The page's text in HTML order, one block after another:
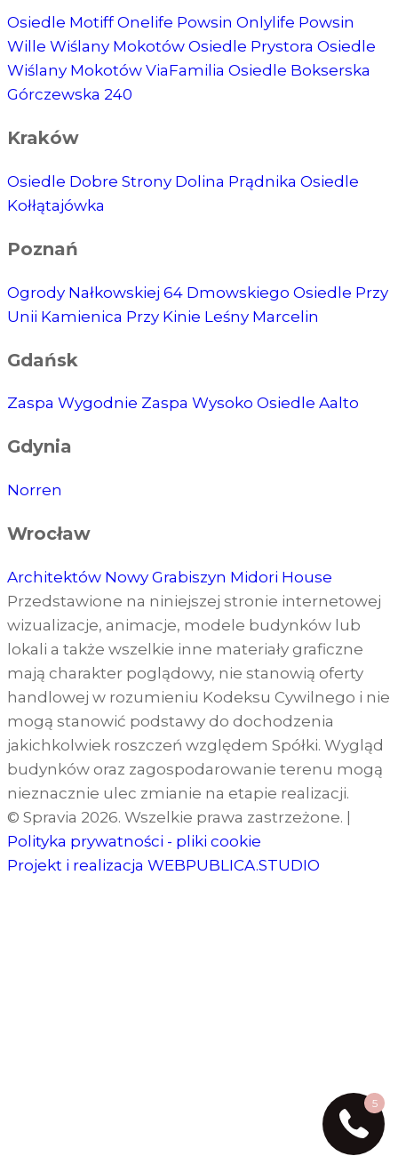
Osiedle MotiffOnelife Powsin Onlylife Powsin
Wille Wiślany Mokotów Osiedle Prystora Osiedle
Wiślany Mokotów ViaFamilia Osiedle Bokserska
Górczewska 240
Kraków
Osiedle Dobre Strony Dolina Prądnika Osiedle
Kołłątajówka
Poznań
Ogrody Nałkowskiej 64 Dmowskiego Osiedle Przy
Unii Kamienica Przy Kinie Leśny Marcelin
Gdańsk
Zaspa Wygodnie Zaspa Wysoko Osiedle Aalto
Gdynia
Norren
Wrocław
Architektów Nowy Grabiszyn Midori House
Przedstawione na niniejszej stronie internetowej
wizualizacje, animacje, modele budynków lub
lokali a także wszelkie inne materiały graficzne
mają charakter poglądowy, nie stanowią oferty
handlowej w rozumieniu Kodeksu Cywilnego i nie
mogą stanowić podstawy do dochodzenia
jakichkolwiek roszczeń względem Spółki. Wygląd
budynków oraz zagospodarowanie terenu mogą
nieznacznie ulec zmianie na etapie realizacji.
© Spravia 2026. Wszelkie prawa zastrzeżone. |
Polityka prywatności - pliki cookie
Projekt i realizacja WEBPUBLICA.STUDIO
5